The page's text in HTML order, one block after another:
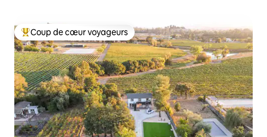
Coups de cœur voyageurs les plus appréciés
Coup de cœur voyageurs